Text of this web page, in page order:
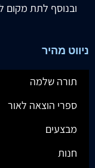
ובנוסף לתת
ניווט מהיר
תורה שלמה
ספרי הוצאה לאור
מבצעים
חנות